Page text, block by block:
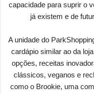
capacidade para suprir o
já existem e de
A unidade do
cardápio similar ao da
opções, receitas
clássicos, veganos e
como o Brookie, uma